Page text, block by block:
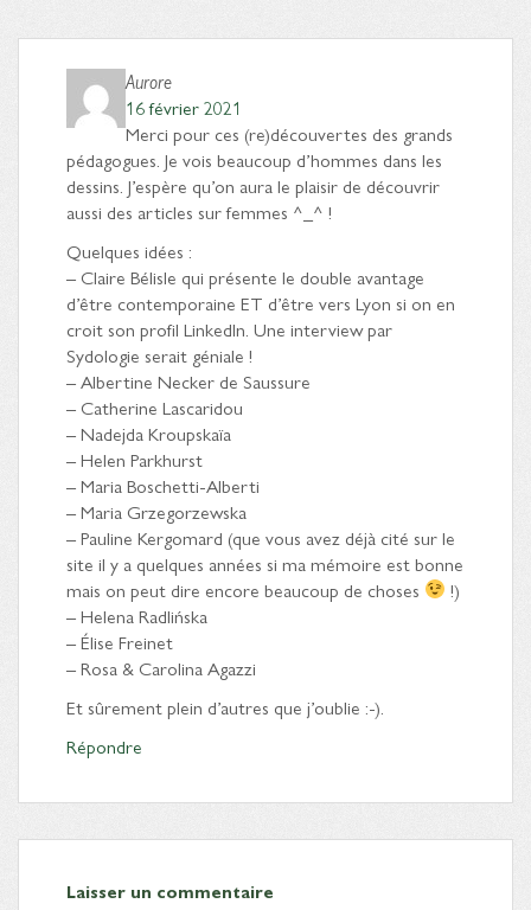
Aurore
16 février 2021
Merci pour ces (re)découvertes des grands
pédagogues. Je vois beaucoup d’hommes dans les
dessins. J’espère qu’on aura le plaisir de découvrir
aussi des articles sur femmes ^_^ !
Quelques idées :
– Claire Bélisle qui présente le double avantage
d’être contemporaine ET d’être vers Lyon si on en
croit son profil LinkedIn. Une interview par
Sydologie serait géniale !
– Albertine Necker de Saussure
– Catherine Lascaridou
– Nadejda Kroupskaïa
– Helen Parkhurst
– Maria Boschetti-Alberti
– Maria Grzegorzewska
– Pauline Kergomard (que vous avez déjà cité sur le
site il y a quelques années si ma mémoire est bonne
mais on peut dire encore beaucoup de choses
!)
– Helena Radlińska
– Élise Freinet
– Rosa & Carolina Agazzi
Et sûrement plein d’autres que j’oublie :-).
Répondre
Laisser un commentaire